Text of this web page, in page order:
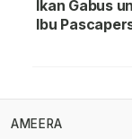
Ikan Gabus
Ibu
AMEERA